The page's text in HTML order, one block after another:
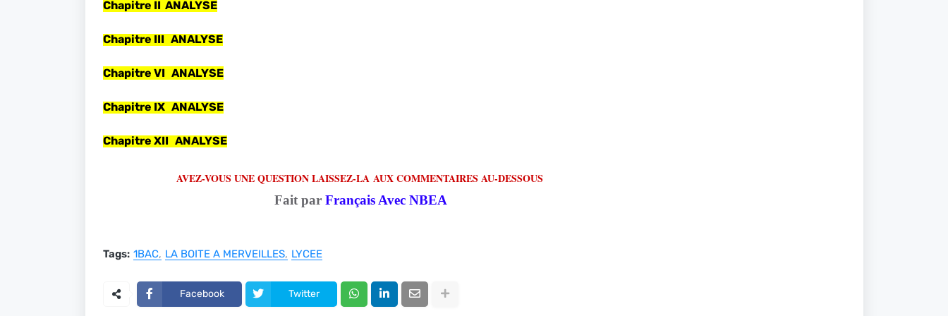
Chapitre II ANALYSE
Chapitre III ANALYSE
Chapitre VI ANALYSE
Chapitre IX ANALYSE
Chapitre XII ANALYSE
AVEZ-VOUS UNE QUESTION LAISSEZ-LA AUX COMMENTAIRES AU-DESSOUS
Fait parFrançais Avec NBEA
Tags: 1BAC LA BOITE A MERVEILLES LYCEE
Facebook Twitter